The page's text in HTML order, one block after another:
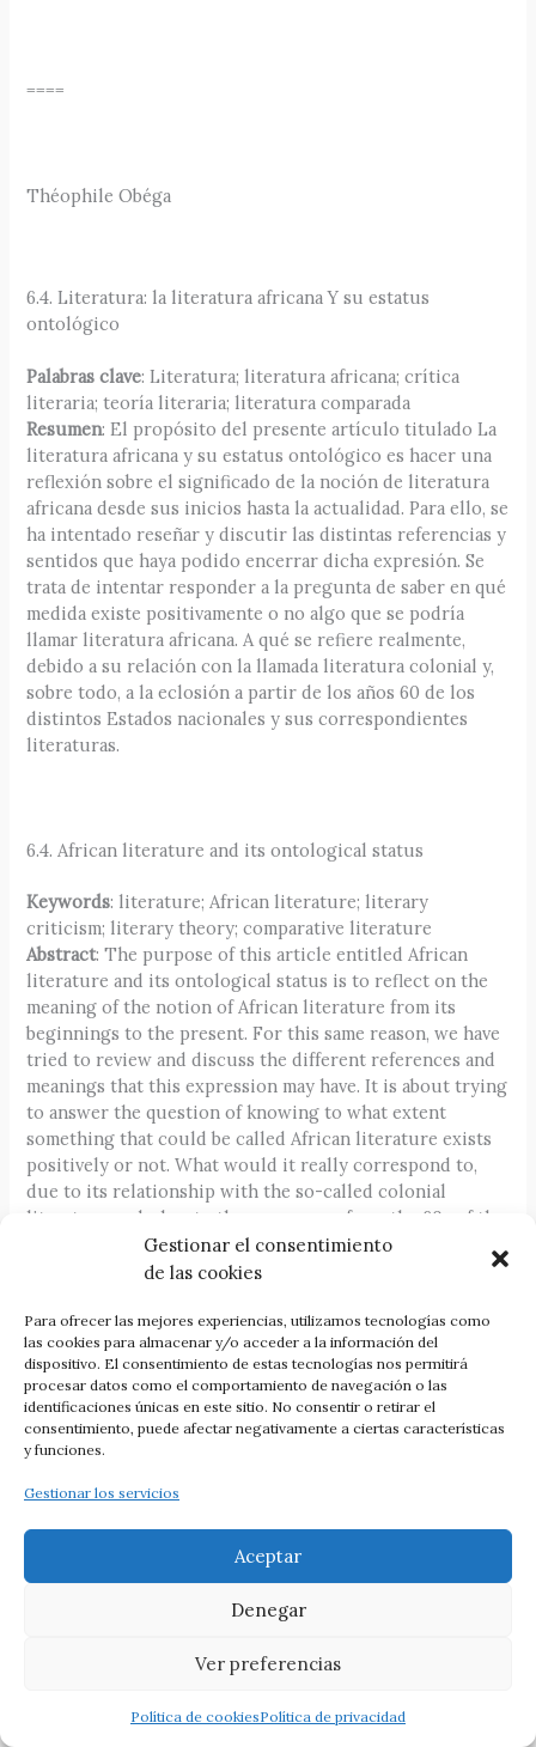
Gestionar el consentimiento
de las cookies
Para ofrecer las mejores experiencias, utilizamos tecnologías como
las cookies para almacenar y/o acceder a la información del
dispositivo. El consentimiento de estas tecnologías nos permitirá
procesar datos como el comportamiento de navegación o las
identificaciones únicas en este sitio. No consentir o retirar el
consentimiento, puede afectar negativamente a ciertas características
y funciones.
Gestionar los servicios
Aceptar
Denegar
Ver preferencias
Política de cookiesPolítica de privacidad
====
Théophile Obéga
6.4. Literatura: la literatura africana Y su estatus
ontológico
Palabras clave: Literatura; literatura africana; crítica
literaria; teoría literaria; literatura comparada
Resumen: El propósito del presente artículo titulado La
literatura africana y su estatus ontológico es hacer una
reflexión sobre el significado de la noción de literatura
africana desde sus inicios hasta la actualidad. Para ello, se
ha intentado reseñar y discutir las distintas referencias y
sentidos que haya podido encerrar dicha expresión. Se
trata de intentar responder a la pregunta de saber en qué
medida existe positivamente o no algo que se podría
llamar literatura africana. A qué se refiere realmente,
debido a su relación con la llamada literatura colonial y,
sobre todo, a la eclosión a partir de los años 60 de los
distintos Estados nacionales y sus correspondientes
literaturas.
6.4. African literature and its ontological status
Keywords: literature; African literature; literary
criticism; literary theory; comparative literature
Abstract: The purpose of this article entitled African
literature and its ontological status is to reflect on the
meaning of the notion of African literature from its
beginnings to the present. For this same reason, we have
tried to review and discuss the different references and
meanings that this expression may have. It is about trying
to answer the question of knowing to what extent
something that could be called African literature exists
positively or not. What would it really correspond to,
due to its relationship with the so-called colonial
literature and, also, to the emergence from the 60s of the
different national states and their corresponding
====
6.5. Videojuegos: identidad cultural, postcolonialismo y
: África; videojuegos; problemáticas
: Los estudios de desarrollo de videojuegos